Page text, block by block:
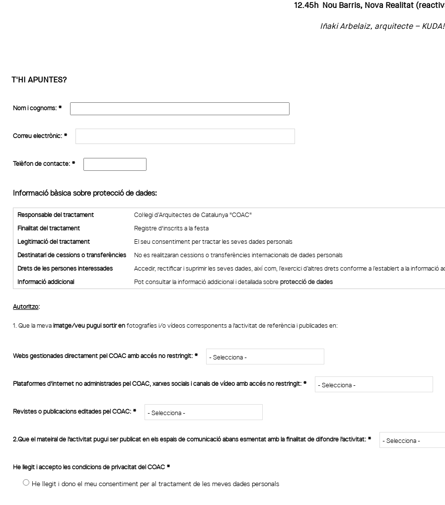
12.45h Nou Barris, Nova Realitat
Iñaki Arbelaiz, arquitecte – KUDA!
T'HI APUNTES?
Nom i cognoms: *
Correu electrònic: *
Telèfon de contacte: *
Informació bàsica sobre protecció de dades:
Responsable del tractament
Col·legi d’Arquitectes de Catalunya "COAC"
Finalitat del tractament
Registre d'inscrits a la festa
Legitimació del tractament
El seu consentiment per tractar les seves dades personals
Destinatari de cessions o transferències
No es realitzaran cessions o transferències internacionals de dades personals
Drets de les persones interessades
Accedir, rectificar i suprimir les seves dades, així com, l’exercici d’altres drets conforme a l’establert a la informació
Informació addicional
Pot consultar la informació addicional i detallada sobreprotecció de dades
Autoritzo:
1. Que la meva imatge/veu pugui sortir en fotografíes i/o vídeos corresponents a l'activitat de referència i publicades en:
Webs gestionades directament pel COAC amb accés no restringit: *
Plataformes d'internet no administrades pel COAC, xarxes socials i canals de vídeo amb accés no restringit: *
Revistes o publicacions editades pel COAC: *
2.Que el mateiral de l'activitat pugui ser publicat en els espais de comunicació abans esmentat amb la finalitat de difondre l'activitat: *
He llegit i accepto les condicions de privacitat del COAC *
He llegit i dono el meu consentiment per al tractament de les meves dades personals